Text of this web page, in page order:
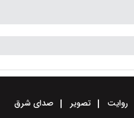
روایت تصویر صدای شرق